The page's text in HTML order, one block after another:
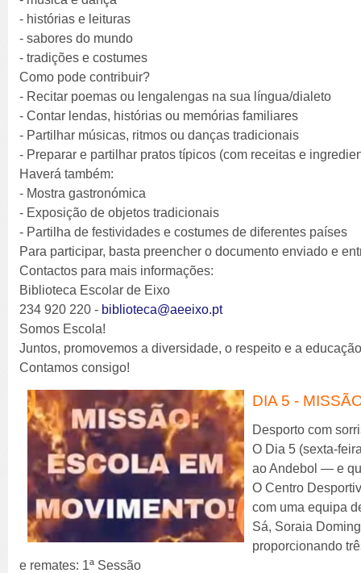
- histórias e leituras
- sabores do mundo
- tradições e costumes
Como pode contribuir?
- Recitar poemas ou lengalengas na sua língua/dialeto
- Contar lendas, histórias ou memórias familiares
- Partilhar músicas, ritmos ou danças tradicionais
- Preparar e partilhar pratos típicos (com receitas e
Haverá também:
- Mostra gastronómica
- Exposição de objetos tradicionais
- Partilha de festividades e costumes de diferentes países
Para participar, basta preencher o documento enviado e
Contactos para mais informações:
Biblioteca Escolar de Eixo
234 920 220 - biblioteca@aeeixo.pt
Somos Escola!
Juntos, promovemos a diversidade, o respeito e a
Contamos consigo!
DIA 5 -
Desporto com
O Dia 5 (sexta-
ao Andebol — e
O Centro
com uma equipa
Sá, Soraia
proporcionando
e remates: 1ª Sessão